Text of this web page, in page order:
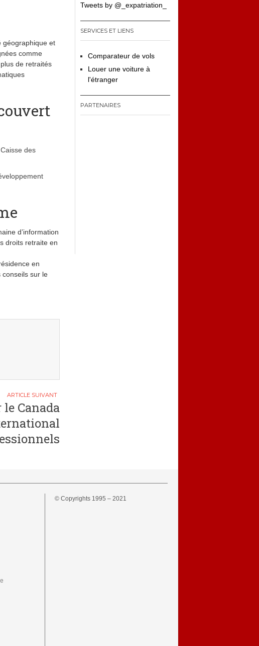
géographique et
comme
de retraités
Caisse des
d’information
droits retraite en
en
sur le
le Canada
Tweets by @_expatriation_
SERVICES ET LIENS
Comparateur de vols
Louer une voiture à
l'étranger
PARTENAIRES
© Copyrights 1995 – 2021